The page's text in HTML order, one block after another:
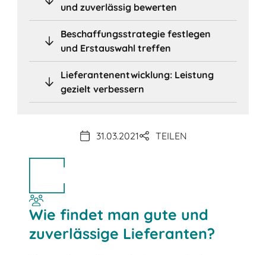
und zuverlässig bewerten
Beschaffungsstrategie festlegen
und Erstauswahl treffen
Lieferantenentwicklung: Leistung
gezielt verbessern
31.03.2021 TEILEN
Wie findet man gute und
zuverlässige Lieferanten?